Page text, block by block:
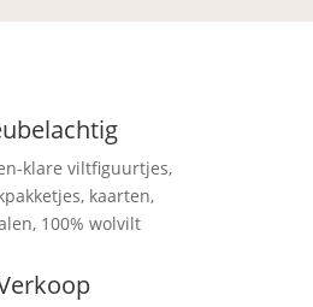
klare viltfiguurtjes,
kaarten,
100% wolvilt